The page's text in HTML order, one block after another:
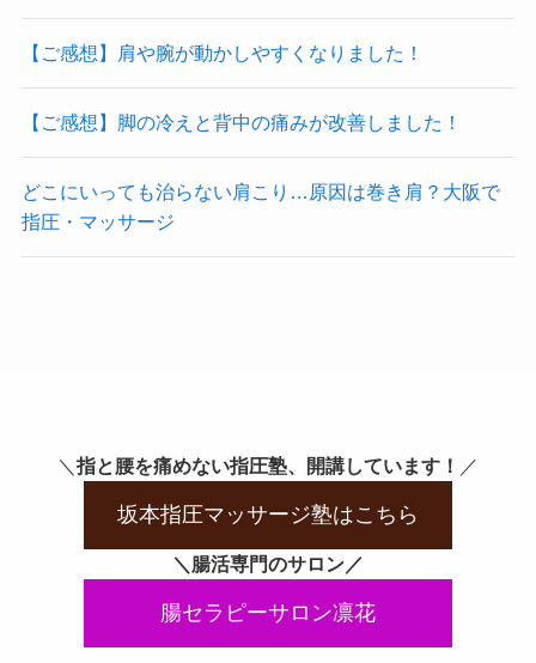
【ご感想】肩や腕が動かしやすくなりました！
【ご感想】脚の冷えと背中の痛みが改善しました！
どこにいっても治らない肩こり…原因は巻き肩？大阪で
指圧・マッサージ
＼ 指と腰を痛めない指圧塾、開講しています！ ／
坂本指圧マッサージ塾はこちら
＼腸活専門のサロン／
腸セラピーサロン凛花